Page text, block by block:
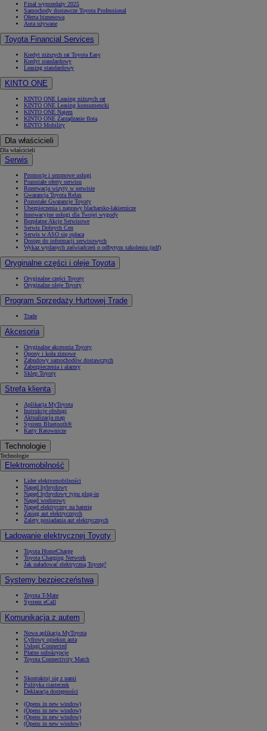
Finał wyprzedaży 2025
Samochody dostawcze Toyota Professional
Oferta biznesowa
Auta używane
Toyota Financial Services
Kredyt niższych rat Toyota Easy
Kredyt standardowy
Leasing standardowy
KINTO ONE
KINTO ONE Leasing niższych rat
KINTO ONE Leasing konsumencki
KINTO ONE Najem
KINTO ONE Zarządzanie flotą
KINTO Mobility
Dla właścicieli
Dla właścicieli
Serwis
Promocje i sezonowe usługi
Pozostałe oferty serwisu
Rezerwacja wizyty w serwisie
Gwarancja Toyota Relax
Pozostałe Gwarancje Toyoty
Ubezpieczenia i naprawy blacharsko-lakiernicze
Innowacyjne usługi dla Twojej wygody
Bezpłatne Akcje Serwisowe
Serwis Dobrych Cen
Serwis w ASO się opłaca
Dostęp do informacji serwisowych
Wykaz wydanych zaświadczeń o odbytym szkoleniu (pdf)
Oryginalne części i oleje Toyota
Oryginalne części Toyoty
Oryginalne oleje Toyoty
Program Sprzedaży Hurtowej Trade
Trade
Akcesoria
Oryginalne akcesoria Toyoty
Opony i koła zimowe
Zabudowy samochodów dostawczych
Zabezpieczenia i alarmy
Sklep Toyoty
Strefa klienta
Aplikacja MyToyota
Instrukcje obsługi
Aktualizacja map
System Bluetooth®
Karty Ratownicze
Technologie
Technologie
Elektromobilność
Lider elektromobilności
Napęd hybrydowy
Napęd hybrydowy typu plug-in
Napęd wodorowy
Napęd elektryczny na baterię
Zasięg aut elektrycznych
Zalety posiadania aut elektrycznych
Ładowanie elektrycznej Toyoty
Toyota HomeCharge
Toyota Charging Network
Jak naładować elektryczną Toyotę?
Systemy bezpieczeństwa
Toyota T-Mate
System eCall
Komunikacja z autem
Nowa aplikacja MyToyota
Cyfrowy opiekun auta
Usługi Connected
Płatne subskrypcje
Toyota Connectivity Match
Skontaktuj się z nami
Polityka ciasteczek
Deklaracja dostępności
(Opens in new window)
(Opens in new window)
(Opens in new window)
(Opens in new window)